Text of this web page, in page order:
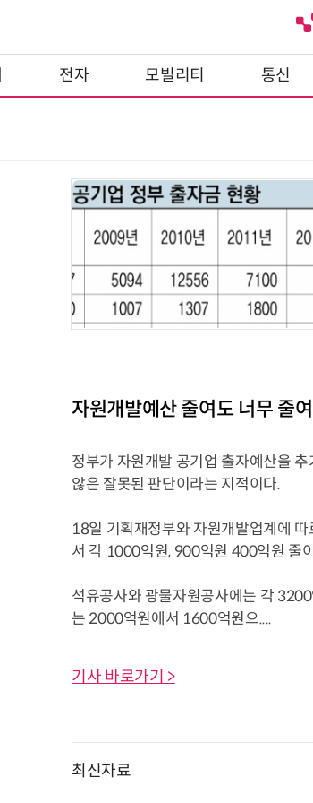
전자 모빌리티 통신
자원개발예산 줄여도 너무 줄
정부가 자원개발 공기업 출자예산을
않은 잘못된 판단이라는 지적이다.
18일 기획재정부와 자원개발업계에
서 각 1000억원, 900억원 400억원 줄
석유공사와 광물자원공사에는 각
는 2000억원에서 1600억원으....
기사 바로가기 >
최신자료